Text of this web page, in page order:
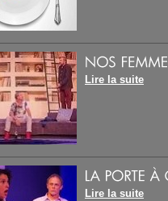
Lire la suite
Lire la suite